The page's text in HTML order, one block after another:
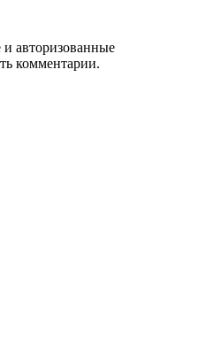
и авторизованные
комментарии.